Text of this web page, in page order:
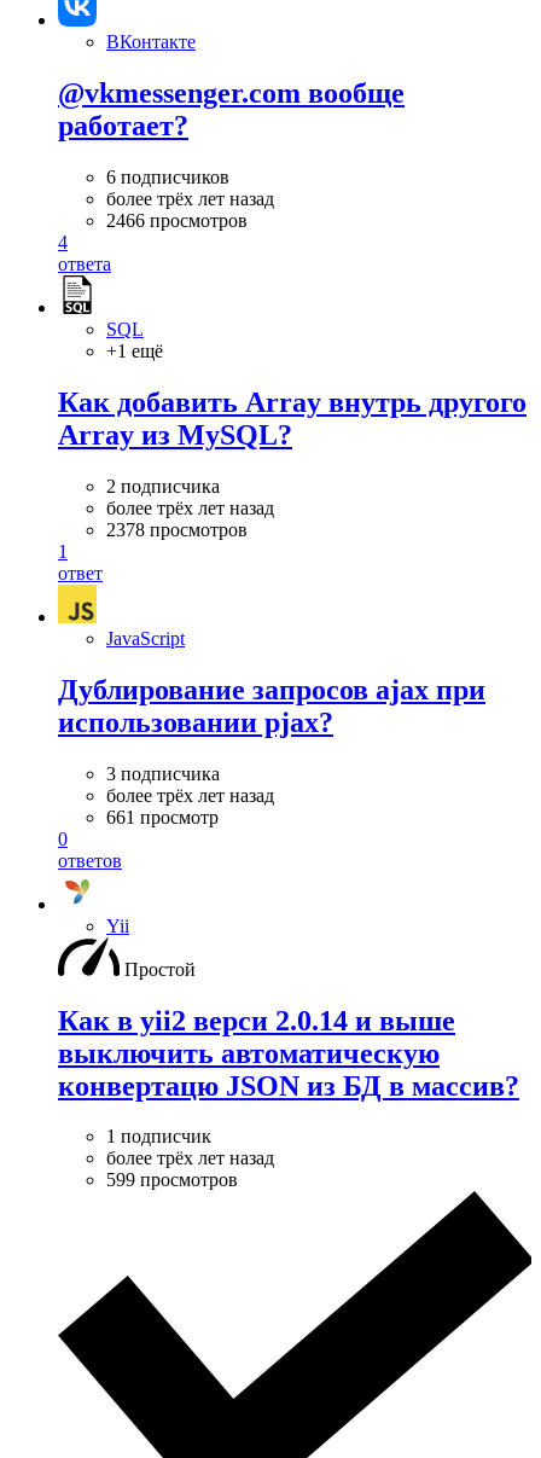
ВКонтакте
@vkmessenger.com вообще
работает?
6 подписчиков
более трёх лет назад
2466 просмотров
4
ответа
SQL
+1 ещё
Как добавить Array внутрь другого
Array из MySQL?
2 подписчика
более трёх лет назад
2378 просмотров
1
ответ
JavaScript
Дублирование запросов ajax при
использовании pjax?
3 подписчика
более трёх лет назад
661 просмотр
0
ответов
Yii
Простой
Как в yii2 верси 2.0.14 и выше
выключить автоматическую
конвертацю JSON из БД в массив?
1 подписчик
более трёх лет назад
599 просмотров